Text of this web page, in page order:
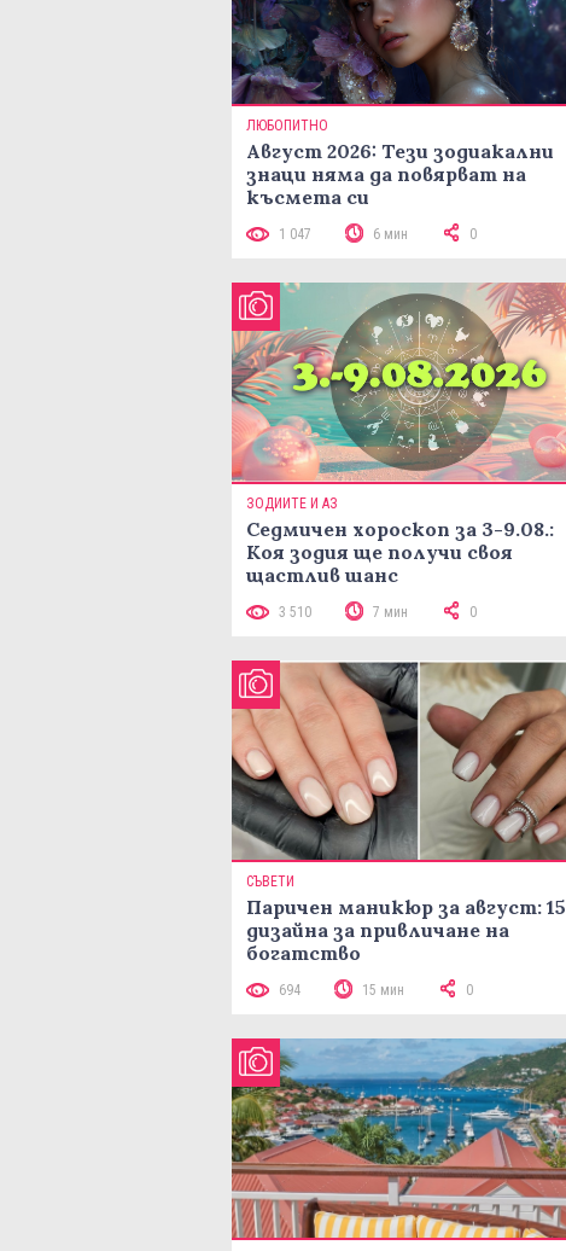
ЛЮБОПИТНО
Август 2026: Тези зодиакални
знаци няма да повярват на
късмета си
1 047 6 мин 0
ЗОДИИТЕ И АЗ
Седмичен хороскоп за 3-9.08.:
Коя зодия ще получи своя
щастлив шанс
3 510 7 мин 0
СЪВЕТИ
Паричен маникюр за август: 15
дизайна за привличане на
богатство
694 15 мин 0